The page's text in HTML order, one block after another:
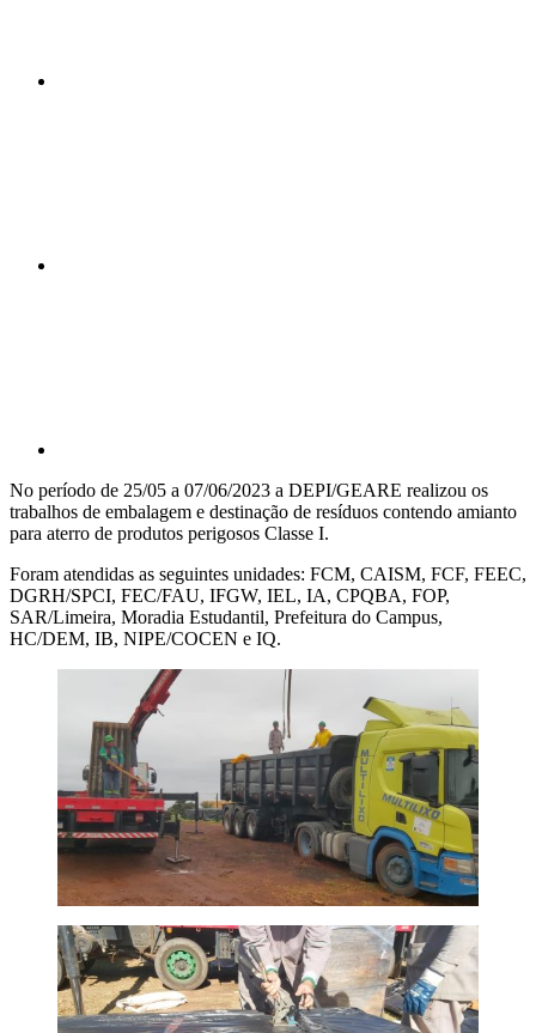
No período de 25/05 a 07/06/2023 a DEPI/GEARE realizou os
trabalhos de embalagem e destinação de resíduos contendo amianto
para aterro de produtos perigosos Classe I.
Foram atendidas as seguintes unidades: FCM, CAISM, FCF, FEEC,
DGRH/SPCI, FEC/FAU, IFGW, IEL, IA, CPQBA, FOP,
SAR/Limeira, Moradia Estudantil, Prefeitura do Campus,
HC/DEM, IB, NIPE/COCEN e IQ.